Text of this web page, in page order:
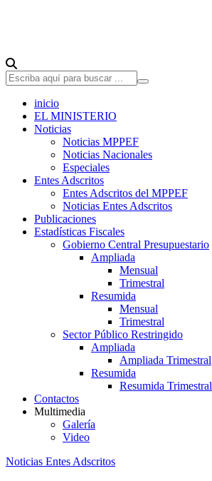
inicio
EL MINISTERIO
Noticias
Noticias MPPEF
Noticias Nacionales
Especiales
Entes Adscritos
Entes Adscritos del MPPEF
Noticias Entes Adscritos
Publicaciones
Estadísticas Fiscales
Gobierno Central Presupuestario
Ampliada
Mensual
Trimestral
Resumida
Mensual
Trimestral
Sector Público Restringido
Ampliada
Ampliada Trimestral
Resumida
Resumida Trimestral
Contactos
Multimedia
Galería
Video
Noticias Entes Adscritos